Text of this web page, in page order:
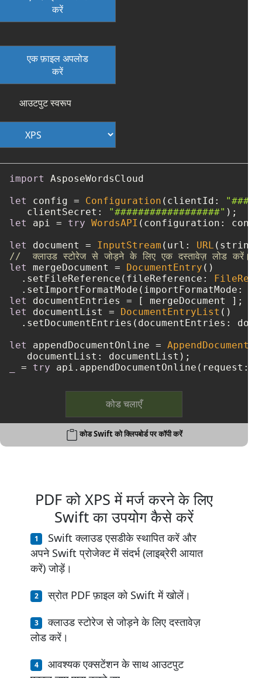
करें
एक फ़ाइल अपलोड
करें
आउटपुट स्वरूप
import
AsposeWordsCloud
let
config = Configuration (clientId:
   clientSecret:
"##################"
let
api = try WordsAPI (configuration:
let
document = InputStream (url: URL
//  क्लाउड स्टोरेज से जोड़ने के लिए एक दस्तावेज़ लोड करें।
let
mergeDocument = DocumentEntry ()
  .setFileReference(fileReference:
  .setImportFormatMode(importFormatMode:
let
documentEntries =
let
documentList = DocumentEntryList ()
.setDocumentEntries(documentEntries:
let
appendDocumentOnline =
= try
कोड चलाएँ
कोड Swift को क्लिपबोर्ड पर कॉपी करें
PDF को XPS में मर्ज करने के लिए
Swift का उपयोग कैसे करें
Swift क्लाउड एसडीके स्थापित करें और
अपने Swift प्रोजेक्ट में संदर्भ (लाइब्रेरी आयात
करें) जोड़ें।
स्रोत PDF फ़ाइल को Swift में खोलें।
क्लाउड स्टोरेज से जोड़ने के लिए दस्तावेज़
लोड करें।
आवश्यक एक्सटेंशन के साथ आउटपुट